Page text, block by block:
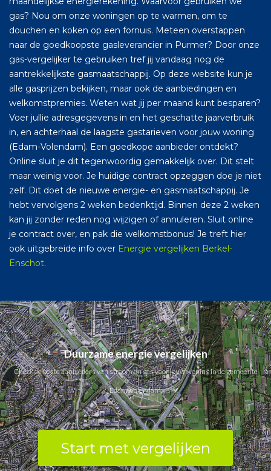
gas? Nou om onze woningen op te warmen, om te
douchen en koken op een fornuis. Meteen overstappen
naar de goedkoopste gasleverancier in Purmer? Door onze
gas-vergelijker te gebruiken tref jij vandaag nog de
aantrekkelijkste gasmaatschappij. Op deze website kun je
alle gasprijzen bekijken, maar ook de aanbiedingen en
welkomstpremies. Weten wat jij per maand kunt besparen?
Voer jullie adresgegevens in en het geschatte jaarverbruik
in, en achterhaal de laagste gastarieven voor jouw woning
(Edam-Volendam). Een goedkope aanbieder ontdekt?
Online sluit je dit tegenwoordig gemakkelijk over. Dit stelt
maar weinig voor. Je huidige contract opzeggen doe je niet
zelf. Dit doet de nieuwe energie- en gasmaatschappij. Je
hebt vervolgens 2 weken bedenktijd. Binnen deze 2 weken
kan jij zonder reden nog wijzigen of annuleren. Sluit online
je contract over, en pak die welkomstbonus! Je treft hier
ook uitgebreide info over Energie vergelijken Berkel-
Enschot.
Duurzame energie vergelijken
Check de beste aanbieders van stroom en gas voor jouw woning in de gemeente
Edam-Volendam.
Start met vergelijken